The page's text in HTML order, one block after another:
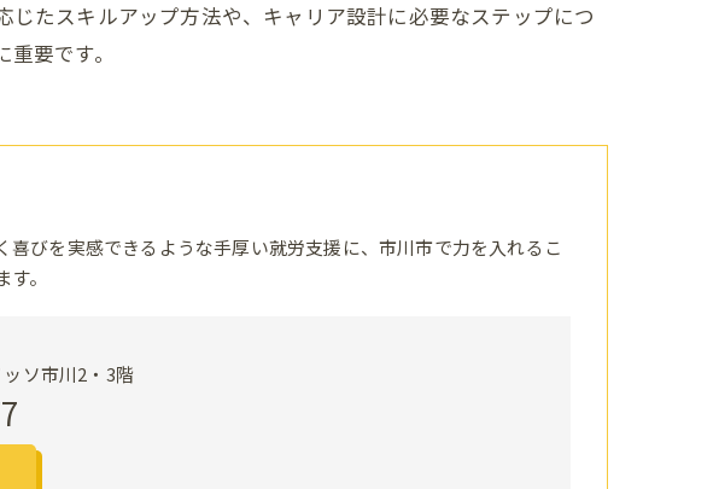
たスキルアップ方法や、キャリア設計に必要なステップにつ
要です。
びを実感できるような手厚い就労支援に、市川市で力を入れるこ
。
ソ市川2・3階